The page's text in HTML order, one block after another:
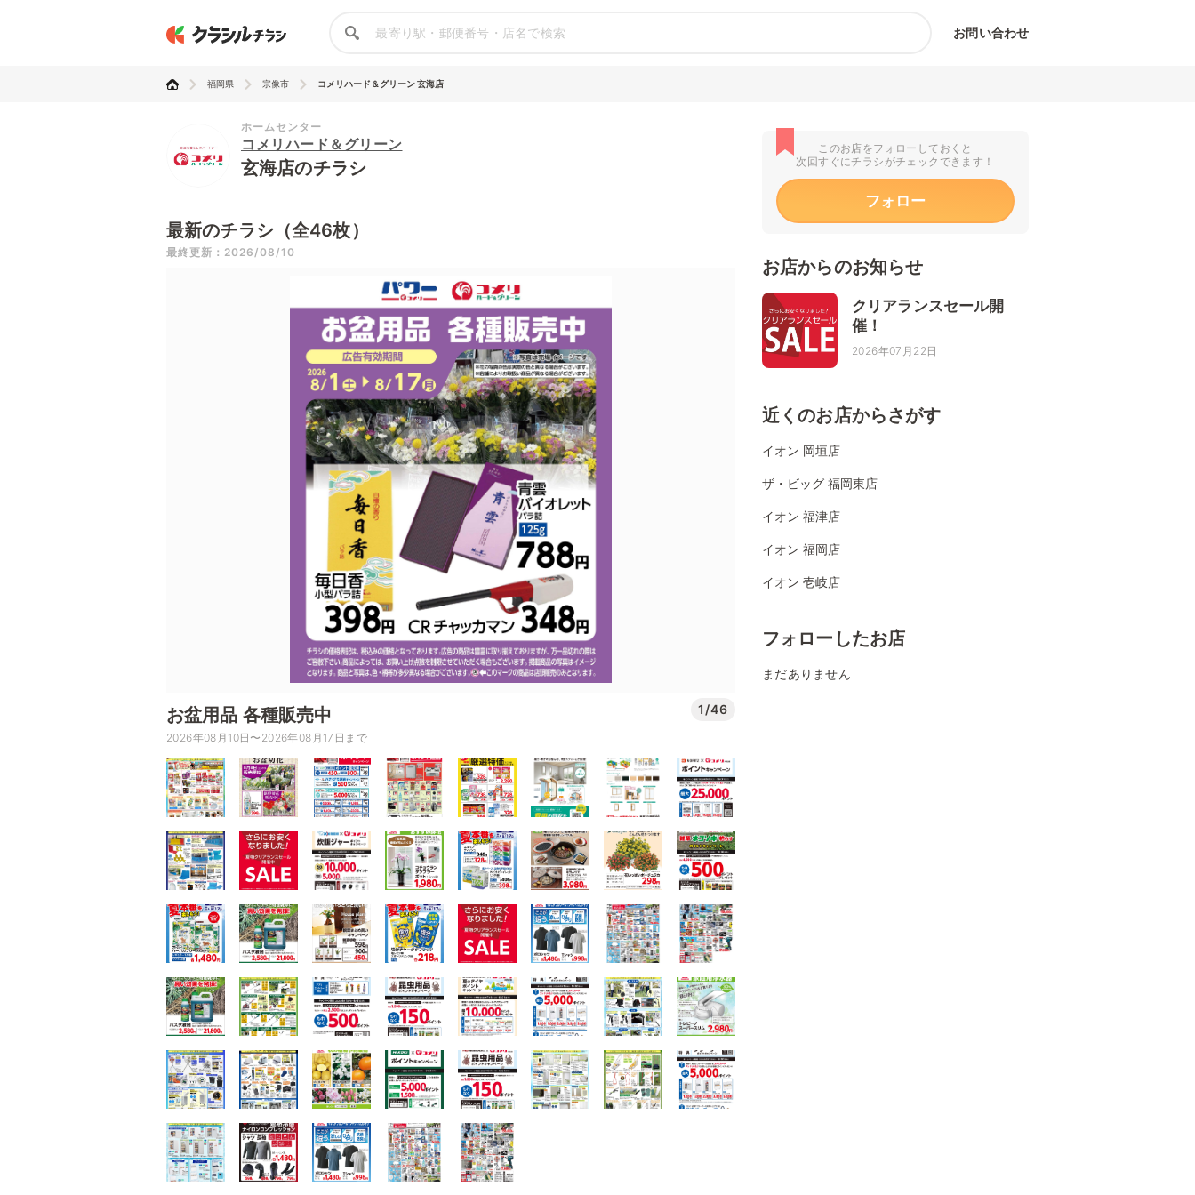
お問い合わせ
福岡県 宗像市 コメリハード＆グリーン 玄海店
ホームセンター
コメリハード＆グリーン
玄海店のチラシ
最新のチラシ（全46枚）
最終更新：2026/08/10
お盆用品 各種販売中 1/46
2026年08月10日〜2026年08月17日まで
このお店をフォローしておくと
次回すぐにチラシがチェックできます！
フォロー
お店からのお知らせ
クリアランスセール開
催！
2026年07月22日
近くのお店からさがす
イオン 岡垣店
ザ・ビッグ 福岡東店
イオン 福津店
イオン 福岡店
イオン 壱岐店
フォローしたお店
まだありません